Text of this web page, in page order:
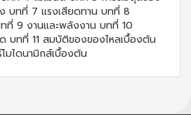
บทที่ 7 แรงเสียดทาน บทที่ 8
ทที่ 9 งานและพลังงาน บทที่ 10
ด บทที่ 11 สมบัติของของไหลเบื้องต้น
มไดนามิกส์เบื้องต้น